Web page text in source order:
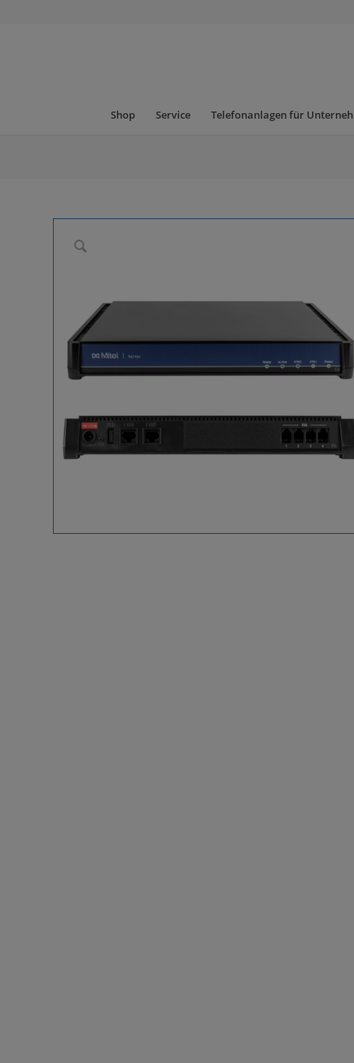
Shop Service Telefonanlagen für